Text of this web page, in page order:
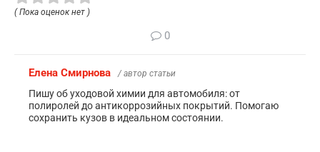
( Пока оценок нет )
0
Елена Смирнова / автор статьи
Пишу об уходовой химии для автомобиля: от
полиролей до антикоррозийных покрытий. Помогаю
сохранить кузов в идеальном состоянии.